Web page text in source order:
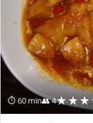
⏱ 60 min👥 4